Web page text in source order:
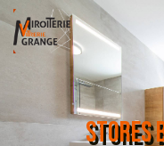
Panneau de gestion des
STORES